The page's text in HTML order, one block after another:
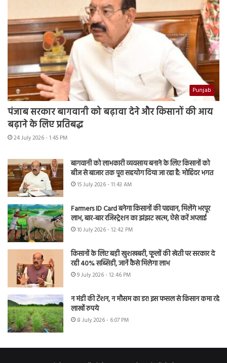
Punjab
पंजाब सरकार बागवानी को बढ़ावा देने और किसानों की आय
बढ़ाने के लिए प्रतिबद्ध
24 July 2026 - 1:45 PM
बागवानी को लाभकारी व्यवसाय बनाने के लिए किसानों को
बीज से बाजार तक पूरा सहयोग दिया जा रहा है: मोहिंदर भगत
15 July 2026 - 11:43 AM
Farmers ID Card बनेगा किसानों की पहचान, मिलेंगे भरपूर
लाभ, बार-बार रजिस्ट्रेशन का झंझट खत्म, ऐसे करें अप्लाई
10 July 2026 - 12:42 PM
किसानों के लिए बड़ी खुशखबरी, फूलों की खेती पर सरकार दे
रही 40% सब्सिडी, जानें कैसे मिलेगा लाभ
9 July 2026 - 12:46 PM
न मंडी की टेंशन, न मौसम का डर! इस फसल से किसान कमा रहे
लाखों रुपये
8 July 2026 - 6:07 PM